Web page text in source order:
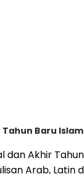
Baru Islam
dan Akhir
Arab, Latin